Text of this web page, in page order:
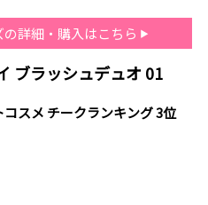
詳細・購入はこちら
ブラッシュデュオ 01
コスメ チークランキング 3位